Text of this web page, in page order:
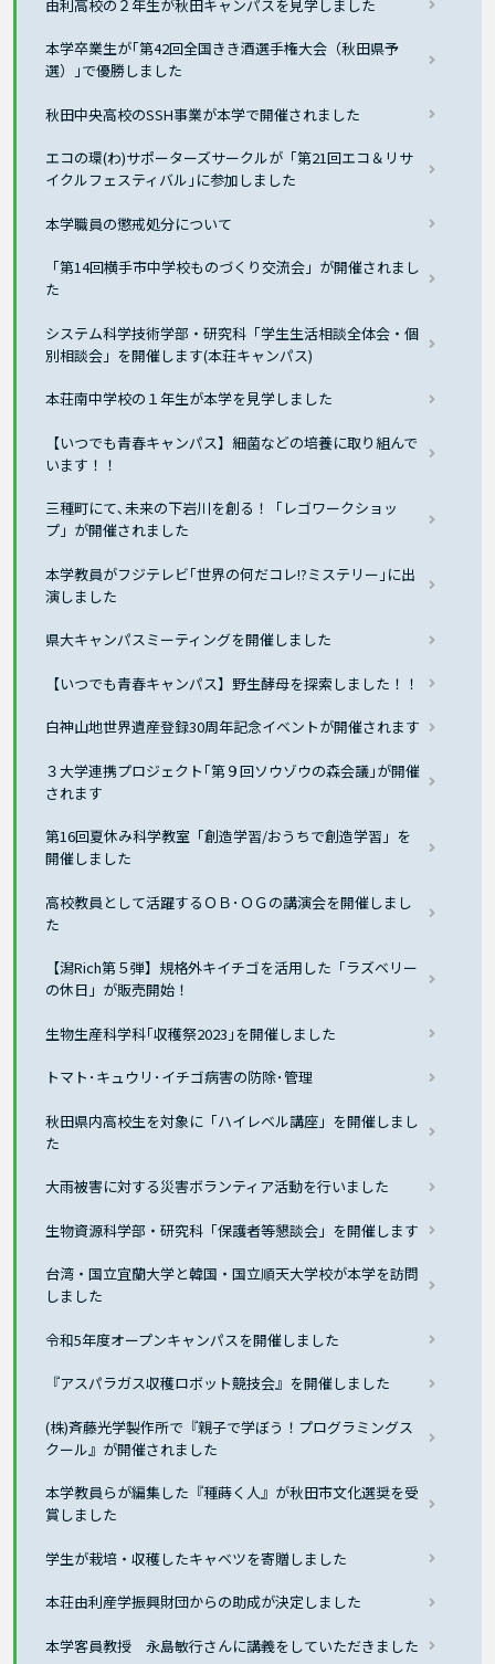
由利高校の２年生が秋田キャンパスを見学しました
本学卒業生が｢第42回全国きき酒選手権大会（秋田県予
選）｣で優勝しました
秋田中央高校のSSH事業が本学で開催されました
エコの環(わ)サポーターズサークルが「第21回エコ＆リサ
イクルフェスティバル｣に参加しました
本学職員の懲戒処分について
「第14回横手市中学校ものづくり交流会」が開催されまし
た
システム科学技術学部・研究科「学生生活相談全体会・個
別相談会」を開催します(本荘キャンパス)
本荘南中学校の１年生が本学を見学しました
【いつでも青春キャンパス】細菌などの培養に取り組んで
います！！
三種町にて､未来の下岩川を創る！「レゴワークショッ
プ」が開催されました
本学教員がフジテレビ｢世界の何だコレ!?ミステリー｣に出
演しました
県大キャンパスミーティングを開催しました
【いつでも青春キャンパス】野生酵母を探索しました！！
白神山地世界遺産登録30周年記念イベントが開催されます
３大学連携プロジェクト｢第９回ソウゾウの森会議｣が開催
されます
第16回夏休み科学教室「創造学習/おうちで創造学習」を
開催しました
高校教員として活躍するＯＢ･ＯＧの講演会を開催しまし
た
【潟Rich第５弾】規格外キイチゴを活用した「ラズベリー
の休日」が販売開始！
生物生産科学科｢収穫祭2023｣を開催しました
トマト･キュウリ･イチゴ病害の防除･管理
秋田県内高校生を対象に「ハイレベル講座」を開催しまし
た
大雨被害に対する災害ボランティア活動を行いました
生物資源科学部・研究科「保護者等懇談会」を開催します
台湾・国立宜蘭大学と韓国・国立順天大学校が本学を訪問
しました
令和5年度オープンキャンパスを開催しました
『アスパラガス収穫ロボット競技会』を開催しました
(株)斉藤光学製作所で『親子で学ぼう！プログラミングス
クール』が開催されました
本学教員らが編集した『種蒔く人』が秋田市文化選奨を受
賞しました
学生が栽培・収穫したキャベツを寄贈しました
本荘由利産学振興財団からの助成が決定しました
本学客員教授 永島敏行さんに講義をしていただきました